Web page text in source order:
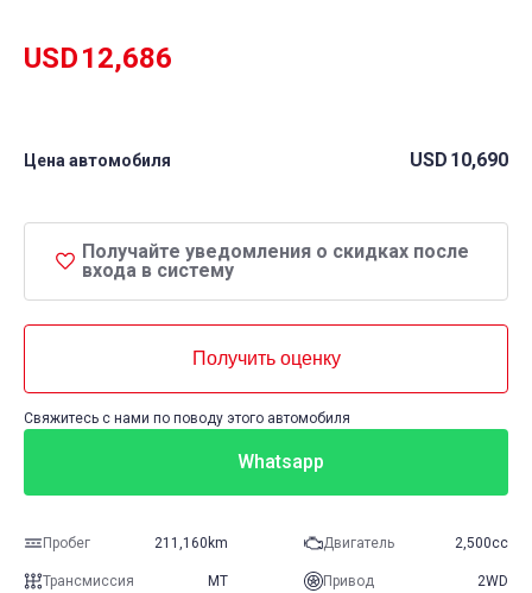
USD12,686
Цена автомобиля USD 10,690
Получайте уведомления о скидках после
входа в систему
Получить оценку
Свяжитесь с нами по поводу этого автомобиля
Whatsapp
Пробег 211,160km Двигатель 2,500cc
Трансмиссия MT Привод 2WD